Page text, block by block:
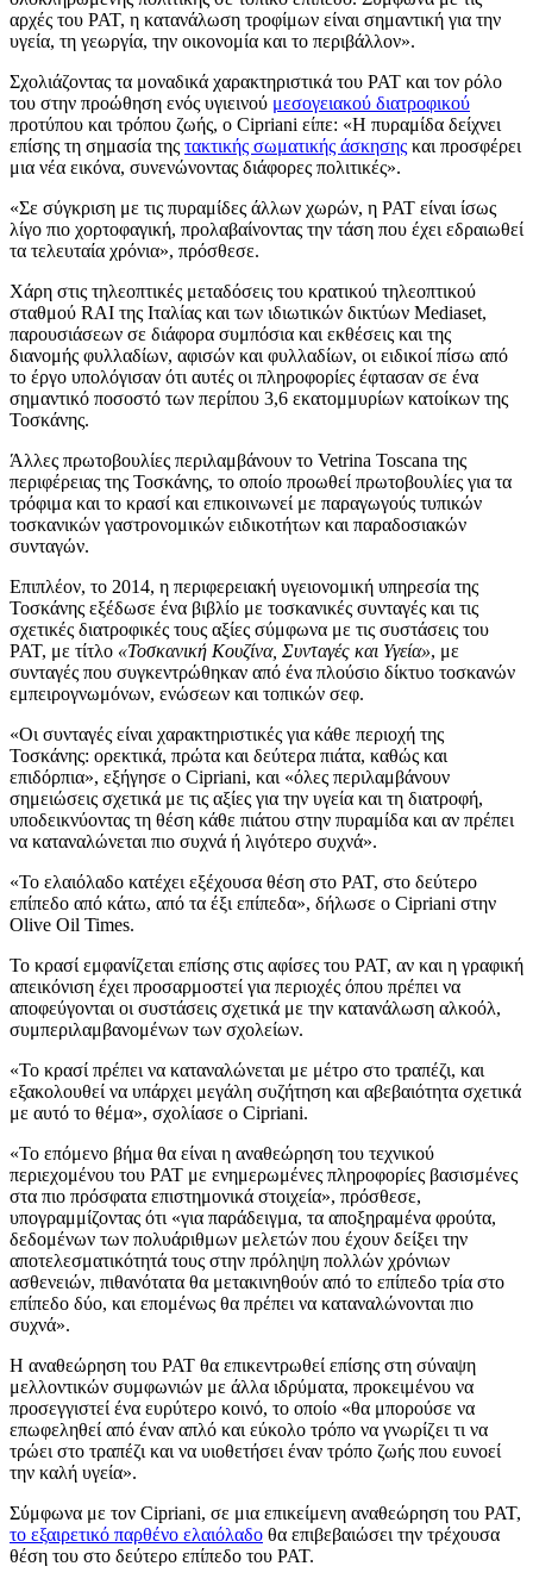
αρχές του PAT, η κατανάλωση τροφίμων είναι σημαντική για την
υγεία, τη γεωργία, την οικονομία και το περιβάλλον».
Σχολιάζοντας τα μοναδικά χαρακτηριστικά του PAT και τον ρόλο
του στην προώθηση ενός υγιεινού μεσογειακού διατροφικού
προτύπου και τρόπου ζωής, ο Cipriani είπε: «Η πυραμίδα δείχνει
επίσης τη σημασία της τακτικής σωματικής άσκησης και προσφέρει
μια νέα εικόνα, συνενώνοντας διάφορες πολιτικές».
«Σε σύγκριση με τις πυραμίδες άλλων χωρών, η PAT είναι ίσως
λίγο πιο χορτοφαγική, προλαβαίνοντας την τάση που έχει εδραιωθεί
τα τελευταία χρόνια», πρόσθεσε.
Χάρη στις τηλεοπτικές μεταδόσεις του κρατικού τηλεοπτικού
σταθμού RAI της Ιταλίας και των ιδιωτικών δικτύων Mediaset,
παρουσιάσεων σε διάφορα συμπόσια και εκθέσεις και της
διανομής φυλλαδίων, αφισών και φυλλαδίων, οι ειδικοί πίσω από
το έργο υπολόγισαν ότι αυτές οι πληροφορίες έφτασαν σε ένα
σημαντικό ποσοστό των περίπου 3,6 εκατομμυρίων κατοίκων της
Τοσκάνης.
Άλλες πρωτοβουλίες περιλαμβάνουν το Vetrina Toscana της
περιφέρειας της Τοσκάνης, το οποίο προωθεί πρωτοβουλίες για τα
τρόφιμα και το κρασί και επικοινωνεί με παραγωγούς τυπικών
τοσκανικών γαστρονομικών ειδικοτήτων και παραδοσιακών
συνταγών.
Επιπλέον, το 2014, η περιφερειακή υγειονομική υπηρεσία της
Τοσκάνης εξέδωσε ένα βιβλίο με τοσκανικές συνταγές και τις
σχετικές διατροφικές τους αξίες σύμφωνα με τις συστάσεις του
PAT, με τίτλο «Τοσκανική Κουζίνα, Συνταγές και Υγεία», με
συνταγές που συγκεντρώθηκαν από ένα πλούσιο δίκτυο τοσκανών
εμπειρογνωμόνων, ενώσεων και τοπικών σεφ.
«Οι συνταγές είναι χαρακτηριστικές για κάθε περιοχή της
Τοσκάνης: ορεκτικά, πρώτα και δεύτερα πιάτα, καθώς και
επιδόρπια», εξήγησε ο Cipriani, και «όλες περιλαμβάνουν
σημειώσεις σχετικά με τις αξίες για την υγεία και τη διατροφή,
υποδεικνύοντας τη θέση κάθε πιάτου στην πυραμίδα και αν πρέπει
να καταναλώνεται πιο συχνά ή λιγότερο συχνά».
«Το ελαιόλαδο κατέχει εξέχουσα θέση στο PAT, στο δεύτερο
επίπεδο από κάτω, από τα έξι επίπεδα», δήλωσε ο Cipriani στην
Olive Oil Times.
Το κρασί εμφανίζεται επίσης στις αφίσες του PAT, αν και η γραφική
απεικόνιση έχει προσαρμοστεί για περιοχές όπου πρέπει να
αποφεύγονται οι συστάσεις σχετικά με την κατανάλωση αλκοόλ,
συμπεριλαμβανομένων των σχολείων.
«Το κρασί πρέπει να καταναλώνεται με μέτρο στο τραπέζι, και
εξακολουθεί να υπάρχει μεγάλη συζήτηση και αβεβαιότητα σχετικά
με αυτό το θέμα», σχολίασε ο Cipriani.
«Το επόμενο βήμα θα είναι η αναθεώρηση του τεχνικού
περιεχομένου του PAT με ενημερωμένες πληροφορίες βασισμένες
στα πιο πρόσφατα επιστημονικά στοιχεία», πρόσθεσε,
υπογραμμίζοντας ότι «για παράδειγμα, τα αποξηραμένα φρούτα,
δεδομένων των πολυάριθμων μελετών που έχουν δείξει την
αποτελεσματικότητά τους στην πρόληψη πολλών χρόνιων
ασθενειών, πιθανότατα θα μετακινηθούν από το επίπεδο τρία στο
επίπεδο δύο, και επομένως θα πρέπει να καταναλώνονται πιο
συχνά».
Η αναθεώρηση του PAT θα επικεντρωθεί επίσης στη σύναψη
μελλοντικών συμφωνιών με άλλα ιδρύματα, προκειμένου να
προσεγγιστεί ένα ευρύτερο κοινό, το οποίο «θα μπορούσε να
επωφεληθεί από έναν απλό και εύκολο τρόπο να γνωρίζει τι να
τρώει στο τραπέζι και να υιοθετήσει έναν τρόπο ζωής που ευνοεί
την καλή υγεία».
Σύμφωνα με τον Cipriani, σε μια επικείμενη αναθεώρηση του PAT,
το εξαιρετικό παρθένο ελαιόλαδο θα επιβεβαιώσει την τρέχουσα
θέση του στο δεύτερο επίπεδο του PAT.